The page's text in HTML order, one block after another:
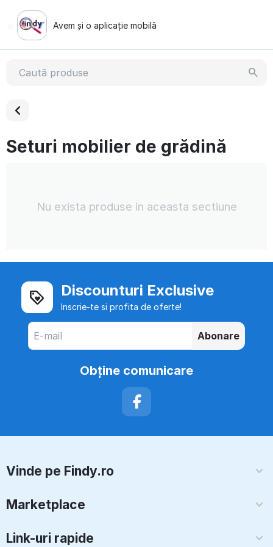
Avem și o aplicație mobilă
Vezi demonstrația
Seturi mobilier de grădină
Nu exista produse in aceasta sectiune
Discounturi Exclusive
Inscrie-te si profita de oferte!
Abonare
Obţine comunicare
Vinde pe Findy.ro
Marketplace
Link-uri rapide